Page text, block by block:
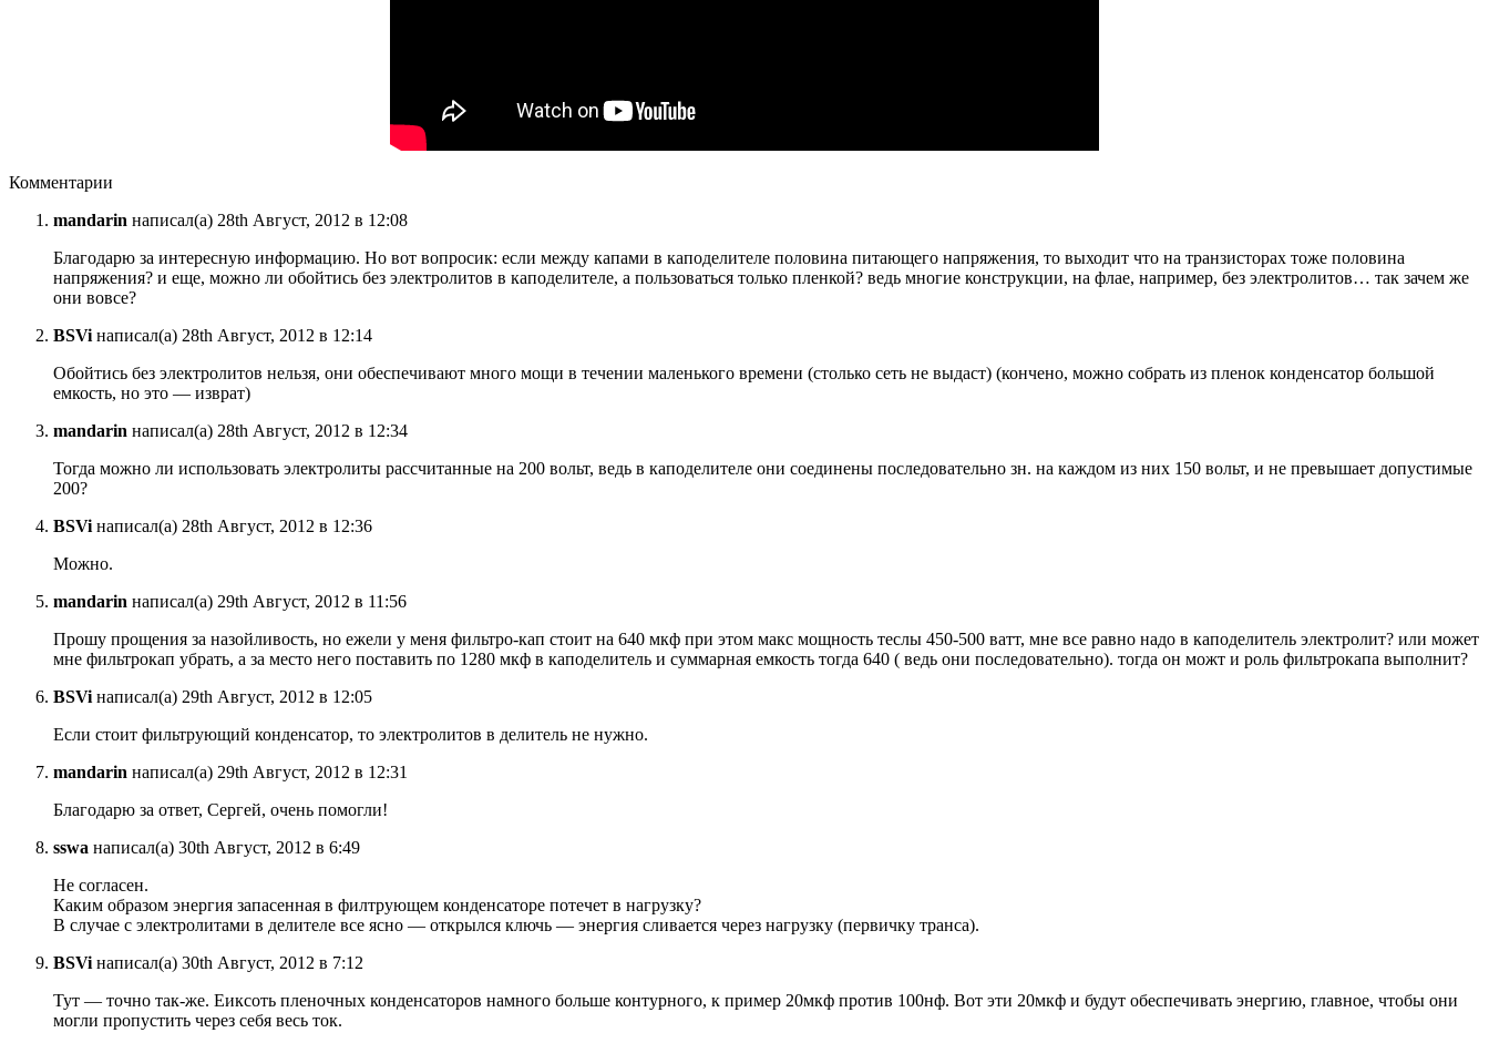
Комментарии
mandarin написал(а) 28th Август, 2012 в 12:08
Благодарю за интересную информацию. Но вот вопросик: если между капами в каподелителе половина питающего напряжения, то выходит что на транзисторах тоже половина
напряжения? и еще, можно ли обойтись без электролитов в каподелителе, а пользоваться только пленкой? ведь многие конструкции, на флае, например, без электролитов… так зачем же
они вовсе?
BSVi написал(а) 28th Август, 2012 в 12:14
Обойтись без электролитов нельзя, они обеспечивают много мощи в течении маленького времени (столько сеть не выдаст) (кончено, можно собрать из пленок конденсатор большой
емкость, но это — изврат)
mandarin написал(а) 28th Август, 2012 в 12:34
Тогда можно ли использовать электролиты рассчитанные на 200 вольт, ведь в каподелителе они соединены последовательно зн. на каждом из них 150 вольт, и не превышает допустимые
200?
BSVi написал(а) 28th Август, 2012 в 12:36
Можно.
mandarin написал(а) 29th Август, 2012 в 11:56
Прошу прощения за назойливость, но ежели у меня фильтро-кап стоит на 640 мкф при этом макс мощность теслы 450-500 ватт, мне все равно надо в каподелитель электролит? или может
мне фильтрокап убрать, а за место него поставить по 1280 мкф в каподелитель и суммарная емкость тогда 640 ( ведь они последовательно). тогда он можт и роль фильтрокапа выполнит?
BSVi написал(а) 29th Август, 2012 в 12:05
Если стоит фильтрующий конденсатор, то электролитов в делитель не нужно.
mandarin написал(а) 29th Август, 2012 в 12:31
Благодарю за ответ, Сергей, очень помогли!
sswa написал(а) 30th Август, 2012 в 6:49
Не согласен.
Каким образом энергия запасенная в филтрующем конденсаторе потечет в нагрузку?
В случае с электролитами в делителе все ясно — открылся ключь — энергия сливается через нагрузку (первичку транса).
BSVi написал(а) 30th Август, 2012 в 7:12
Тут — точно так-же. Еиксоть пленочных конденсаторов намного больше контурного, к пример 20мкф против 100нф. Вот эти 20мкф и будут обеспечивать энергию, главное, чтобы они
могли пропустить через себя весь ток.